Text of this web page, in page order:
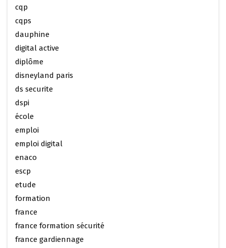
cqp
cqps
dauphine
digital active
diplôme
disneyland paris
ds securite
dspi
école
emploi
emploi digital
enaco
escp
etude
formation
france
france formation sécurité
france gardiennage